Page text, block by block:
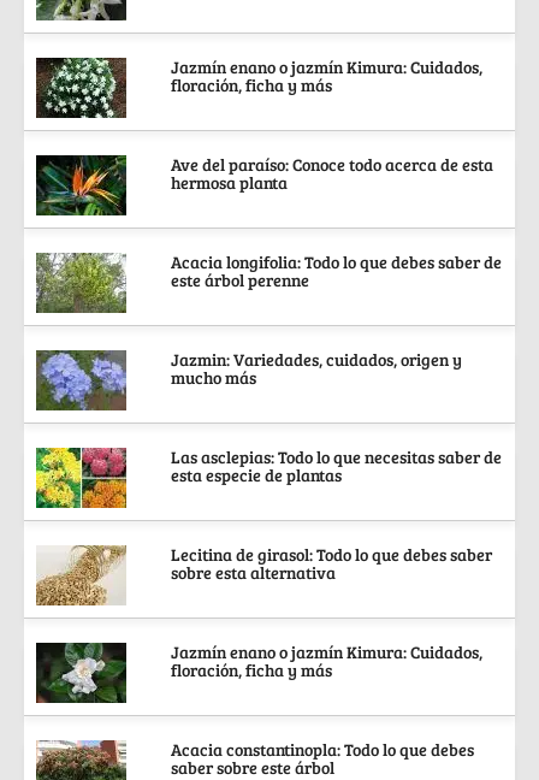
Jazmín enano o jazmín Kimura: Cuidados,
floración, ficha y más
Ave del paraíso: Conoce todo acerca de esta
hermosa planta
Acacia longifolia: Todo lo que debes saber de
este árbol perenne
Jazmin: Variedades, cuidados, origen y
mucho más
Las asclepias: Todo lo que necesitas saber de
esta especie de plantas
Lecitina de girasol: Todo lo que debes saber
sobre esta alternativa
Jazmín enano o jazmín Kimura: Cuidados,
floración, ficha y más
Acacia constantinopla: Todo lo que debes
saber sobre este árbol